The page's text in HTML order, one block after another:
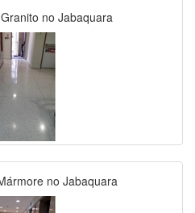
no Jabaquara
no Jabaquara